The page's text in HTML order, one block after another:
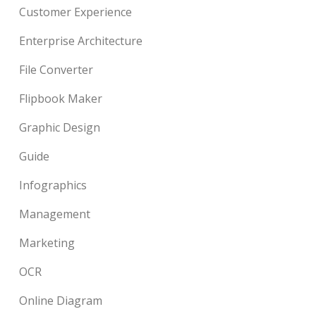
Customer Experience
Enterprise Architecture
File Converter
Flipbook Maker
Graphic Design
Guide
Infographics
Management
Marketing
OCR
Online Diagram